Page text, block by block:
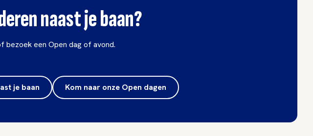
naast je baan?
bezoek een Open dag of avond.
je baan Kom naar onze Open dagen